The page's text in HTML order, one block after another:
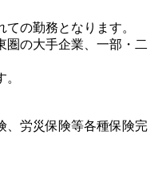
の勤務となります。
圏の大手企業、一部・二
、労災保険等各種保険完